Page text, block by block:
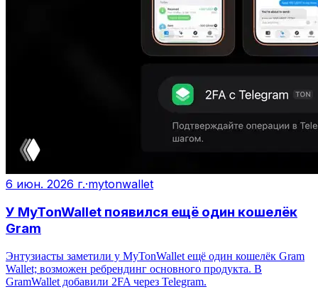
6 июн. 2026 г.·mytonwallet
У MyTonWallet появился ещё один кошелёк
Gram
Энтузиасты заметили у MyTonWallet ещё один кошелёк Gram
Wallet; возможен ребрендинг основного продукта. В
GramWallet добавили 2FA через Telegram.